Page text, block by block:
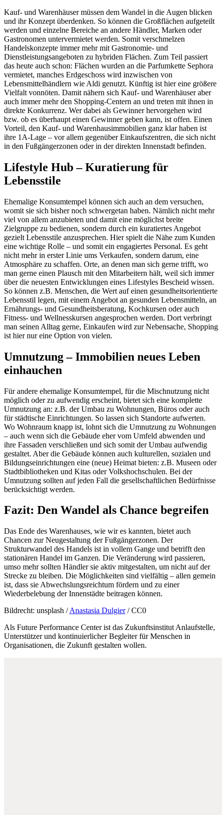
Kauf- und Warenhäuser müssen dem Wandel in die Augen blicken
und ihr Konzept überdenken. So können die Großflächen aufgeteilt
werden und einzelne Bereiche an andere Händler, Marken oder
Gastronomen untervermietet werden. Somit verschmelzen
Handelskonzepte immer mehr mit Gastronomie- und
Dienstleistungsangeboten zu hybriden Flächen. Zum Teil passiert
das heute auch schon: Flächen wurden an die Parfumkette Sephora
vermietet, manches Erdgeschoss wird inzwischen von
Lebensmittelhändlern wie Aldi genutzt. Künftig ist hier eine größere
Vielfalt vonnöten. Damit nähern sich Kauf- und Warenhäuser aber
auch immer mehr den Shopping-Centern an und treten mit ihnen in
direkte Konkurrenz. Wer dabei als Gewinner hervorgehen wird
bzw. ob es überhaupt einen Gewinner geben kann, ist offen. Einen
Vorteil, den Kauf- und Warenhausimmobilien ganz klar haben ist
ihre 1A-Lage – vor allem gegenüber Einkaufszentren, die sich nicht
in den Fußgängerzonen oder in der direkten Innenstadt befinden.
Lifestyle Hub – Kuratierung für
Lebensstile
Ehemalige Konsumtempel können sich auch an dem versuchen,
womit sie sich bisher noch schwergetan haben. Nämlich nicht mehr
viel von allem anzubieten und damit eine möglichst breite
Zielgruppe zu bedienen, sondern durch ein kuratiertes Angebot
gezielt Lebensstile anzusprechen. Hier spielt die Nähe zum Kunden
eine wichtige Rolle – und somit ein engagiertes Personal. Es geht
nicht mehr in erster Linie ums Verkaufen, sondern darum, eine
Atmosphäre zu schaffen. Orte, an denen man sich gerne trifft, wo
man gerne einen Plausch mit den Mitarbeitern hält, weil sich immer
über die neuesten Entwicklungen eines Lifestyles Bescheid wissen.
So können z.B. Menschen, die Wert auf einen gesundheitsorientierte
Lebensstil legen, mit einem Angebot an gesunden Lebensmitteln, an
Ernährungs- und Gesundheitsberatung, Kochkursen oder auch
Fitness- und Wellnesskursen angesprochen werden. Dort verbringt
man seinen Alltag gerne, Einkaufen wird zur Nebensache, Shopping
ist hier nur eine Option von vielen.
Umnutzung – Immobilien neues Leben
einhauchen
Für andere ehemalige Konsumtempel, für die Mischnutzung nicht
möglich oder zu aufwendig erscheint, bietet sich eine komplette
Umnutzung an: z.B. der Umbau zu Wohnungen, Büros oder auch
für städtische Einrichtungen. So lassen sich Standorte aufwerten.
Wo Wohnraum knapp ist, lohnt sich die Umnutzung zu Wohnungen
– auch wenn sich die Gebäude eher vom Umfeld abwenden und
ihre Fassaden verschließen und sich somit der Umbau aufwendig
gestaltet. Aber die Gebäude können auch kulturellen, sozialen und
Bildungseinrichtungen eine (neue) Heimat bieten: z.B. Museen oder
Stadtbibliotheken und Kitas oder Volkshochschulen. Bei der
Umnutzung sollten auf jeden Fall die gesellschaftlichen Bedürfnisse
berücksichtigt werden.
Fazit: Den Wandel als Chance begreifen
Das Ende des Warenhauses, wie wir es kannten, bietet auch
Chancen zur Neugestaltung der Fußgängerzonen. Der
Strukturwandel des Handels ist in vollem Gange und betrifft den
stationären Handel im Ganzen. Die Veränderung wird passieren,
umso mehr sollten Händler sie aktiv mitgestalten, um nicht auf der
Strecke zu bleiben. Die Möglichkeiten sind vielfältig – allen gemein
ist, dass sie Abwechslungsreichtum fördern und zu einer
Wiederbelebung der Innenstädte beitragen können.
Bildrecht: unsplash /Anastasia Dulgier/ CC0
Als Future Performance Center ist das Zukunftsinstitut Anlaufstelle,
Unterstützer und kontinuierlicher Begleiter für Menschen in
Organisationen, die Zukunft gestalten wollen.